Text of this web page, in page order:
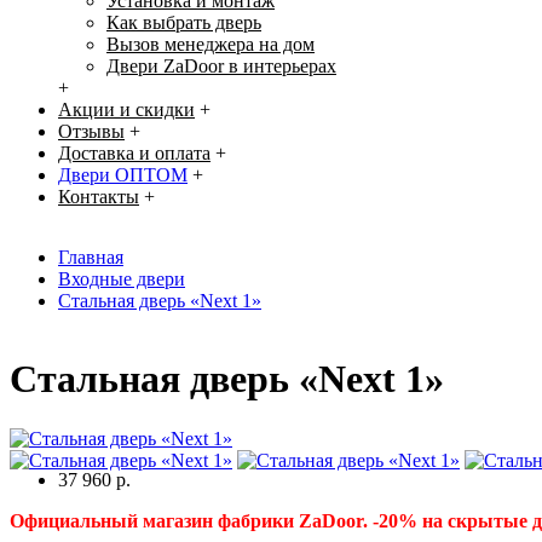
Как выбрать дверь
Вызов менеджера на дом
Двери ZaDoor в интерьерах
+
Акции и скидки +
Отзывы +
Доставка и оплата +
Двери ОПТОМ +
Контакты +
Главная
Входные двери
Стальная дверь «Next 1»
Стальная дверь «Next 1»
37 960 р.
Официальный магазин фабрики ZaDoor. -20% на скрытые